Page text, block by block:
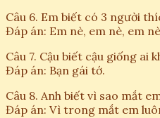
Câu 6. Em biết có 3 người
Đáp án: Em nè, em nè, em
Câu 7. Cậu biết cậu giống ai
Đáp án: Bạn gái tớ.
Câu 8. Anh biết vì sao mắt
Đáp án: Vì trong mắt em